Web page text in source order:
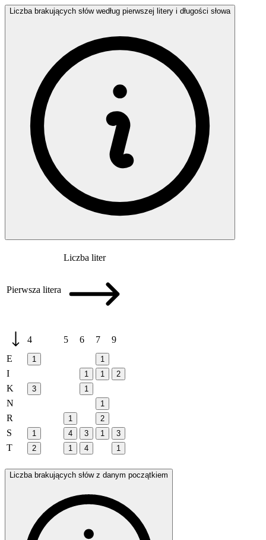
Liczba brakujących słów według pierwszej litery i długości słowa
Pierwsza litera
Liczba liter
4 5 6 7
9
E
1 1
I 1 1 2
K 3 1
N 1
R 1 2
S 1 4 3 1 3
T 2 1 4 1
Liczba brakujących słów z danym początkiem